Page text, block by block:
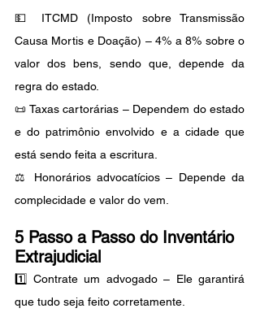
💵 ITCMD (Imposto sobre Transmissão
Causa Mortis e Doação) – 4% a 8% sobre o
valor dos bens, sendo que, depende da
regra do estado.
📜 Taxas cartorárias – Dependem do estado
e do patrimônio envolvido e a cidade que
está sendo feita a escritura.
⚖️ Honorários advocatícios – Depende da
complecidade e valor do vem.
5 Passo a Passo do Inventário
Extrajudicial
1️⃣ Contrate um advogado – Ele garantirá
que tudo seja feito corretamente.